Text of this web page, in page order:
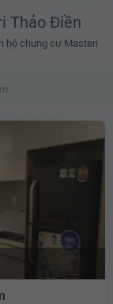
Thảo Điền
hộ chung cư Masteri